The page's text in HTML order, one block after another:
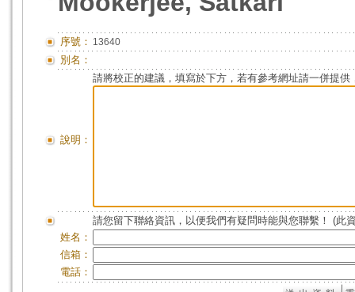
序號： 13640
別名：
說明：
請將校正的建議，填寫於下方，若有參考網址請一併提供
請您留下聯絡資訊，以便我們有疑問時能與您聯繫！ (此
姓名：
信箱：
電話：